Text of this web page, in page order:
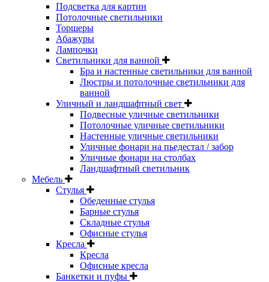
Подсветка для картин
Потолочные светильники
Торшеры
Абажуры
Лампочки
Светильники для ванной
Бра и настенные светильники для ванной
Люстры и потолочные светильники для
ванной
Уличный и ландшафтный свет
Подвесные уличные светильники
Потолочные уличные светильники
Настенные уличные светильники
Уличные фонари на пьедестал / забор
Уличные фонари на столбах
Ландшафтный светильник
Мебель
Стулья
Обеденные стулья
Барные стулья
Складные стулья
Офисные стулья
Кресла
Кресла
Офисные кресла
Банкетки и пуфы